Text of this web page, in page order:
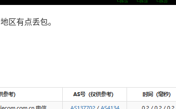
区有点丢包。